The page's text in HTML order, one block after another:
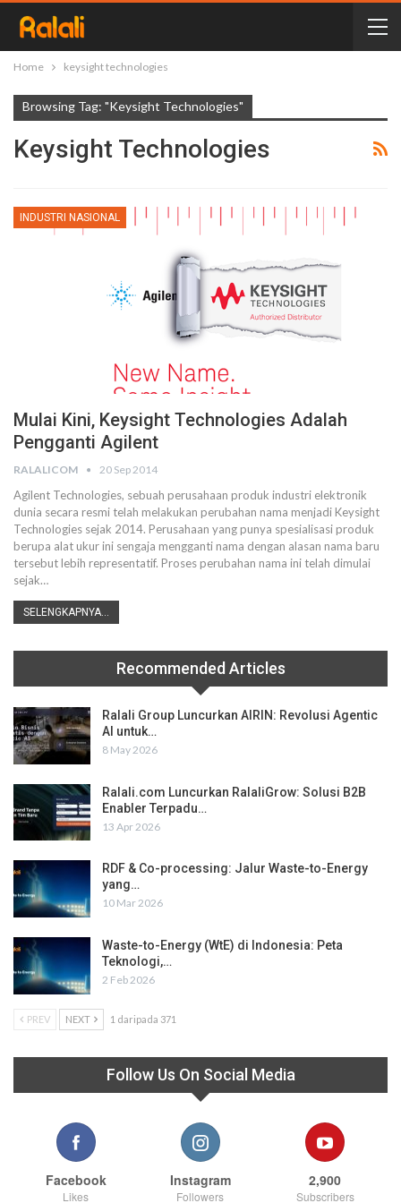
Home keysight technologies
Browsing Tag: "keysight Technologies"
Keysight Technologies
INDUSTRI NASIONAL
Mulai Kini, Keysight Technologies Adalah
Pengganti Agilent
RALALICOM 20 Sep 2014
Agilent Technologies, sebuah perusahaan produk industri elektronik
dunia secara resmi telah melakukan perubahan nama menjadi Keysight
Technologies sejak 2014. Perusahaan yang punya spesialisasi produk
berupa alat ukur ini sengaja mengganti nama dengan alasan nama baru
tersebut lebih representatif. Proses perubahan nama ini telah dimulai
sejak…
SELENGKAPNYA...
Recommended Articles
Ralali Group Luncurkan AIRIN: Revolusi Agentic
AI untuk…
8 May 2026
Ralali.com Luncurkan RalaliGrow: Solusi B2B
Enabler Terpadu…
13 Apr 2026
RDF & Co-processing: Jalur Waste-to-Energy
yang…
10 Mar 2026
Waste-to-Energy (WtE) di Indonesia: Peta
Teknologi,…
2 Feb 2026
PREV NEXT 1 daripada 371
Follow Us On Social Media
Facebook
Likes
Instagram
Followers
2,900
Subscribers